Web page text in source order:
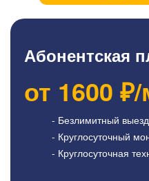
Абонентская
от 1600
- Безлимитный
- Круглосуточный
- Круглосуточная